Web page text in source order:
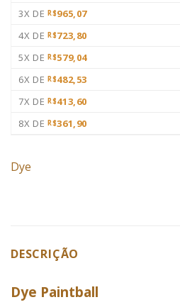
3X DE R$965,07
4X DE R$723,80
5X DE R$579,04
6X DE R$482,53
7X DE R$413,60
8X DE R$361,90
Dye
DESCRIÇÃO
Dye Paintball